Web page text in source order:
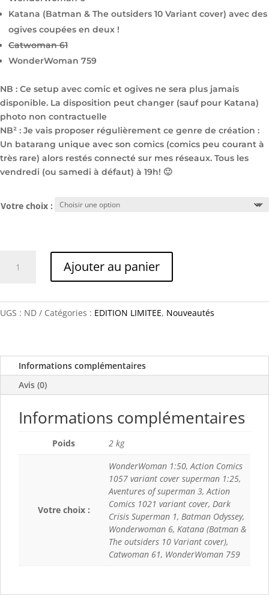
Katana (Batman & The outsiders 10 Variant cover) avec des
ogives coupées en deux !
Catwoman 61
WonderWoman 759
NB : Ce setup avec comic et ogives ne sera plus jamais
disponible. La disposition peut changer (sauf pour Katana)
photo non contractuelle
NB² : Je vais proposer régulièrement ce genre de création :
Un batarang unique avec son comics (comics peu courant à
très rare) alors restés connecté sur mes réseaux. Tous les
vendredi (ou samedi à défaut) à 19h! 🙂
Votre choix :
Ogives
uniques
Ajouter au panier
UGS : ND Catégories : EDITION LIMITEE, Nouveautés
Informations complémentaires
Avis (0)
Informations complémentaires
Poids 2 kg
Votre choix :
WonderWoman 1:50, Action Comics
1057 variant cover superman 1:25,
Aventures of superman 3, Action
Comics 1021 variant cover, Dark
Crisis Superman 1, Batman Odyssey,
Wonderwoman 6, Katana (Batman &
The outsiders 10 Variant cover),
Catwoman 61, WonderWoman 759